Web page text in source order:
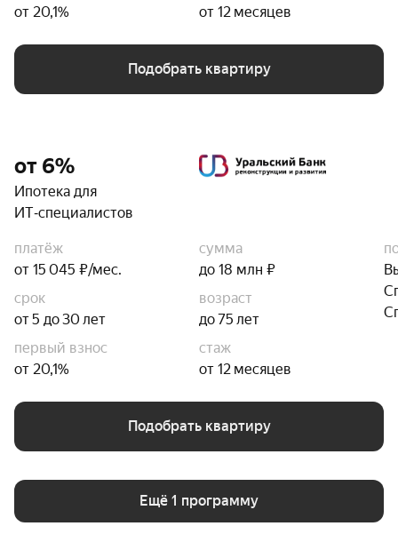
от 20,1%
от 12 месяцев
Подобрать квартиру
от 6%
Ипотека для
ИТ‑специалистов
платёж
от 15 045 ₽/мес.
сумма
до 18 млн ₽
срок
от 5 до 30 лет
возраст
до 75 лет
первый взнос
от 20,1%
стаж
от 12 месяцев
Подобрать квартиру
Ещё 1 программу